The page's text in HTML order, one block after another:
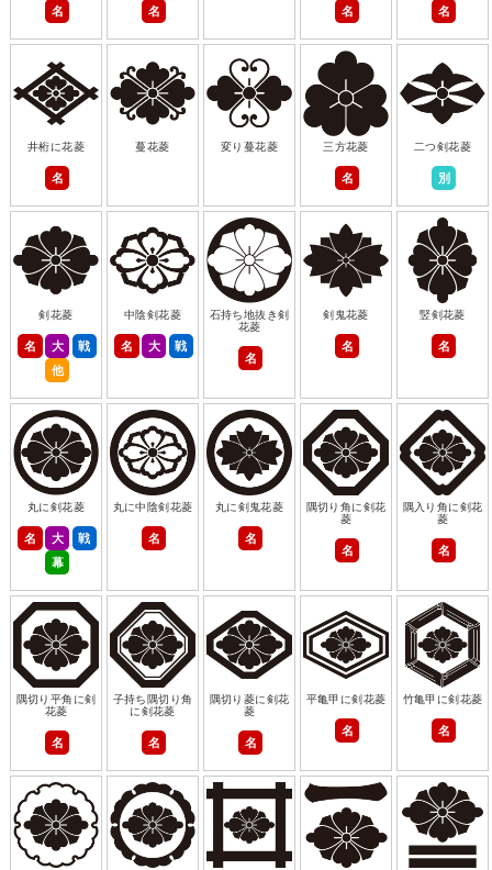
名 名 名 名
井桁に花菱
名
蔓花菱 変り蔓花菱 三方花菱
名
二つ剣花菱
別
剣花菱
名 大
戦
他
中陰剣花菱
名 大 戦
石持ち地抜き剣
花菱
名
剣鬼花菱
名
竪剣花菱
名
丸に剣花菱
名 大
戦
幕
丸に中陰剣花菱
名
丸に剣鬼花菱
名
隅切り角に剣花
菱
名
隅入り角に剣花
菱
名
隅切り平角に剣
花菱
名
子持ち隅切り角
に剣花菱
名
隅切り菱に剣花
菱
名
平亀甲に剣花菱
名
竹亀甲に剣花菱
名